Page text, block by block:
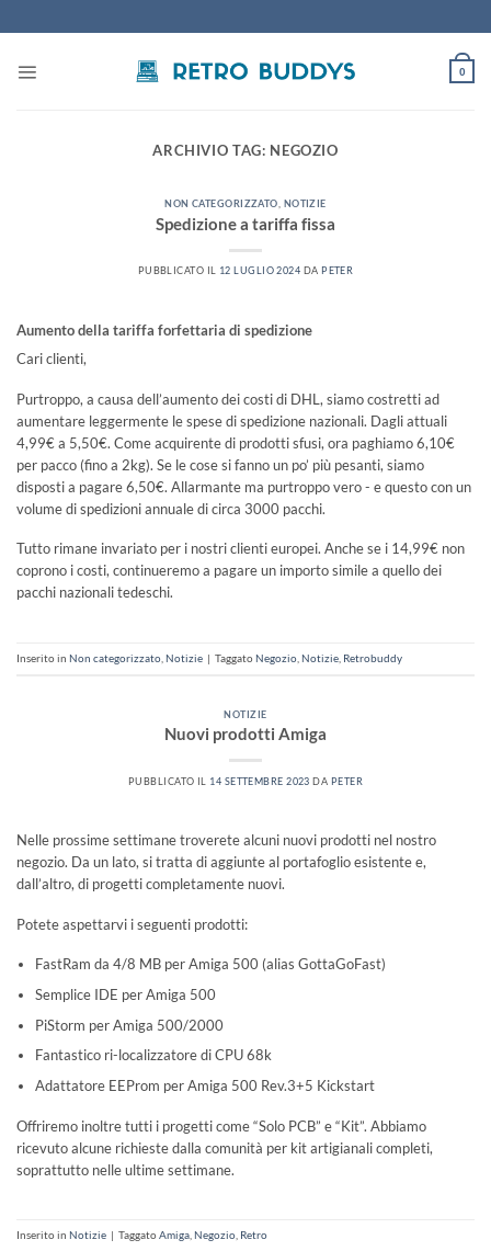
ai
0
ARCHIVIO TAG: NEGOZIO
NON CATEGORIZZATO, NOTIZIE
Spedizione a tariffa fissa
PUBBLICATO IL 12 LUGLIO 2024 DA PETER
Aumento della tariffa forfettaria di spedizione
Cari clienti,
Purtroppo, a causa dell’aumento dei costi di DHL, siamo costretti ad
aumentare leggermente le spese di spedizione nazionali. Dagli attuali
4,99€ a 5,50€. Come acquirente di prodotti sfusi, ora paghiamo 6,10€
per pacco (fino a 2kg). Se le cose si fanno un po’ più pesanti, siamo
disposti a pagare 6,50€. Allarmante ma purtroppo vero - e questo con un
volume di spedizioni annuale di circa 3000 pacchi.
Tutto rimane invariato per i nostri clienti europei. Anche se i 14,99€ non
coprono i costi, continueremo a pagare un importo simile a quello dei
pacchi nazionali tedeschi.
Inserito in Non categorizzato Notizie | TaggatoNegozio Notizie Retrobuddy
NOTIZIE
Nuovi prodotti Amiga
PUBBLICATO IL 14 SETTEMBRE 2023 DA PETER
Nelle prossime settimane troverete alcuni nuovi prodotti nel nostro
negozio. Da un lato, si tratta di aggiunte al portafoglio esistente e,
dall’altro, di progetti completamente nuovi.
Potete aspettarvi i seguenti prodotti:
FastRam da 4/8 MB per Amiga 500 (alias GottaGoFast)
Semplice IDE per Amiga 500
PiStorm per Amiga 500/2000
Fantastico ri-localizzatore di CPU 68k
Adattatore EEProm per Amiga 500 Rev.3+5 Kickstart
Offriremo inoltre tutti i progetti come “Solo PCB” e “Kit”. Abbiamo
ricevuto alcune richieste dalla comunità per kit artigianali completi,
soprattutto nelle ultime settimane.
Inserito in Notizie | TaggatoAmiga,Negozio, Retro